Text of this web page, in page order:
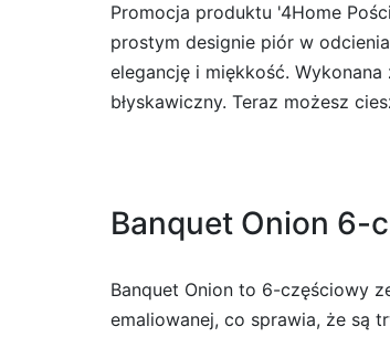
Promocja produktu '4Home
prostym designie piór w
elegancję i miękkość.
błyskawiczny. Teraz możesz
Banquet Onion 6-
Banquet Onion to 6-częściowy
emaliowanej, co sprawia, że są